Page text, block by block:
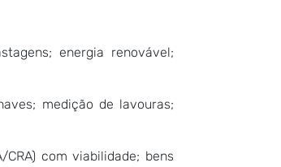
energia renovável;
medição de lavouras;
com viabilidade; bens